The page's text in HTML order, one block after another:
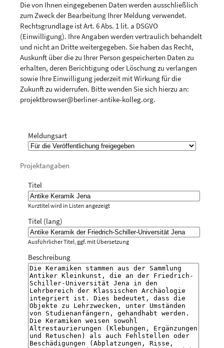
Die von Ihnen eingegebenen Daten werden ausschließlich
zum Zweck der Bearbeitung Ihrer Meldung verwendet.
Rechtsgrundlage ist Art. 6 Abs. 1 lit. a DSGVO
(Einwilligung). Ihre Angaben werden vertraulich behandelt
und nicht an Dritte weitergegeben. Sie haben das Recht,
Auskunft über die zu Ihrer Person gespeicherten Daten zu
erhalten, deren Berichtigung oder Löschung zu verlangen
sowie Ihre Einwilligung jederzeit mit Wirkung für die
Zukunft zu widerrufen. Bitte wenden Sie sich hierzu an:
projektbrowser@berliner-antike-kolleg.org.
Meldungsart
Projektangaben
Titel
Kurztitel wird in Listen angezeigt
Titel (lang)
Ausführlicher Titel, ggf. mit Übersetzung
Beschreibung